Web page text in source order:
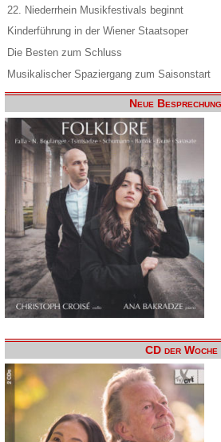
22. Niederrhein Musikfestivals beginnt
Kinderführung in der Wiener Staatsoper
Die Besten zum Schluss
Musikalischer Spaziergang zum Saisonstart
Neue
CD der Woche